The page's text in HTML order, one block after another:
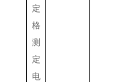
定
格
测
定
电